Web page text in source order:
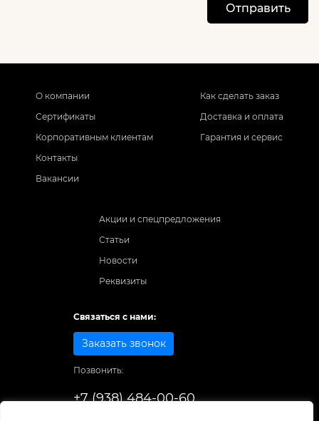
Отправить
О компании
Сертификаты
Корпоративным клиентам
Контакты
Вакансии
Как сделать заказ
Доставка и оплата
Гарантия и сервис
Акции и спецпредложения
Статьи
Новости
Реквизиты
Связаться с нами:
Заказать звонок
Позвонить:
+7 (938) 484-00-60